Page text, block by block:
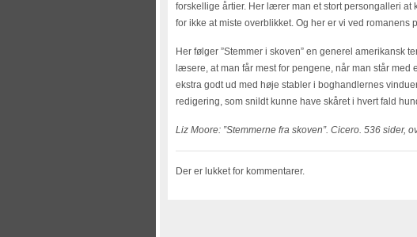
forskellige årtier. Her lærer man et stort persongalleri
for ikke at miste overblikket. Og her er vi ved romanens
Her følger ”Stemmer i skoven” en generel amerikansk
læsere, at man får mest for pengene, når man står
ekstra godt ud med høje stabler i boghandlernes
redigering, som snildt kunne have skåret i hvert fald
Liz Moore: ”Stemmerne fra skoven”. Cicero. 536 sider,
Der er lukket for kommentarer.